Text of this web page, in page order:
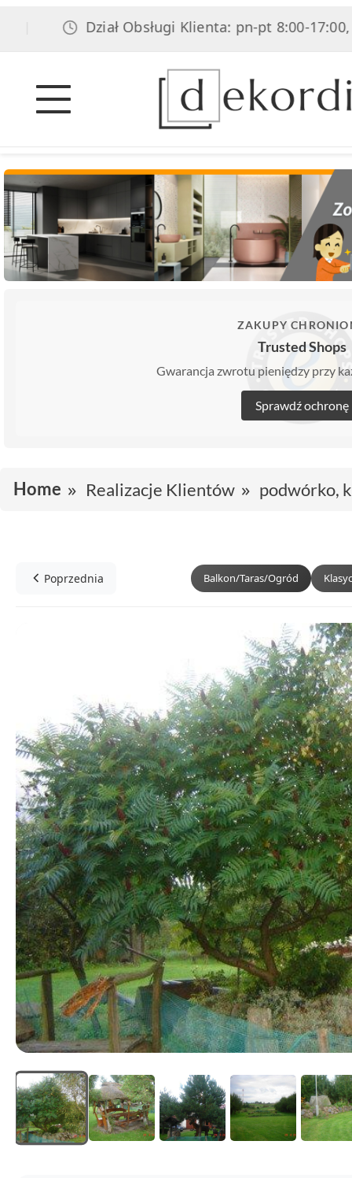
Dział Obsługi Klienta: pn-pt 8:00-17:00,
ZAKUPY
Trusted Shops
Gwarancja zwrotu pieniędzy przy
Sprawdź ochronę
Home Realizacje Klientów podwórko,
Poprzednia Balkon/Taras/Ogród